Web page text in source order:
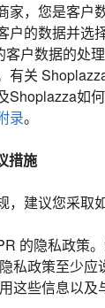
家，您是客户
户的数据并选
户数据的处
有关
Shoplazza如
录。
措施
，建议您采取
的隐私政策
私政策至少应
这些信息以及